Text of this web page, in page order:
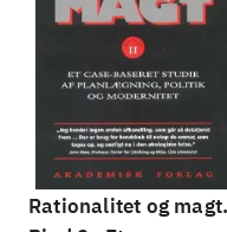
Rationalitet og magt.